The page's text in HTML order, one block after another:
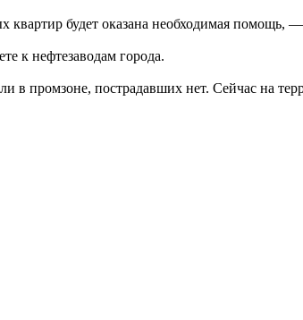
будет оказана необходимая помощь, —
к нефтезаводам города.
в промзоне, пострадавших нет. Сейчас на